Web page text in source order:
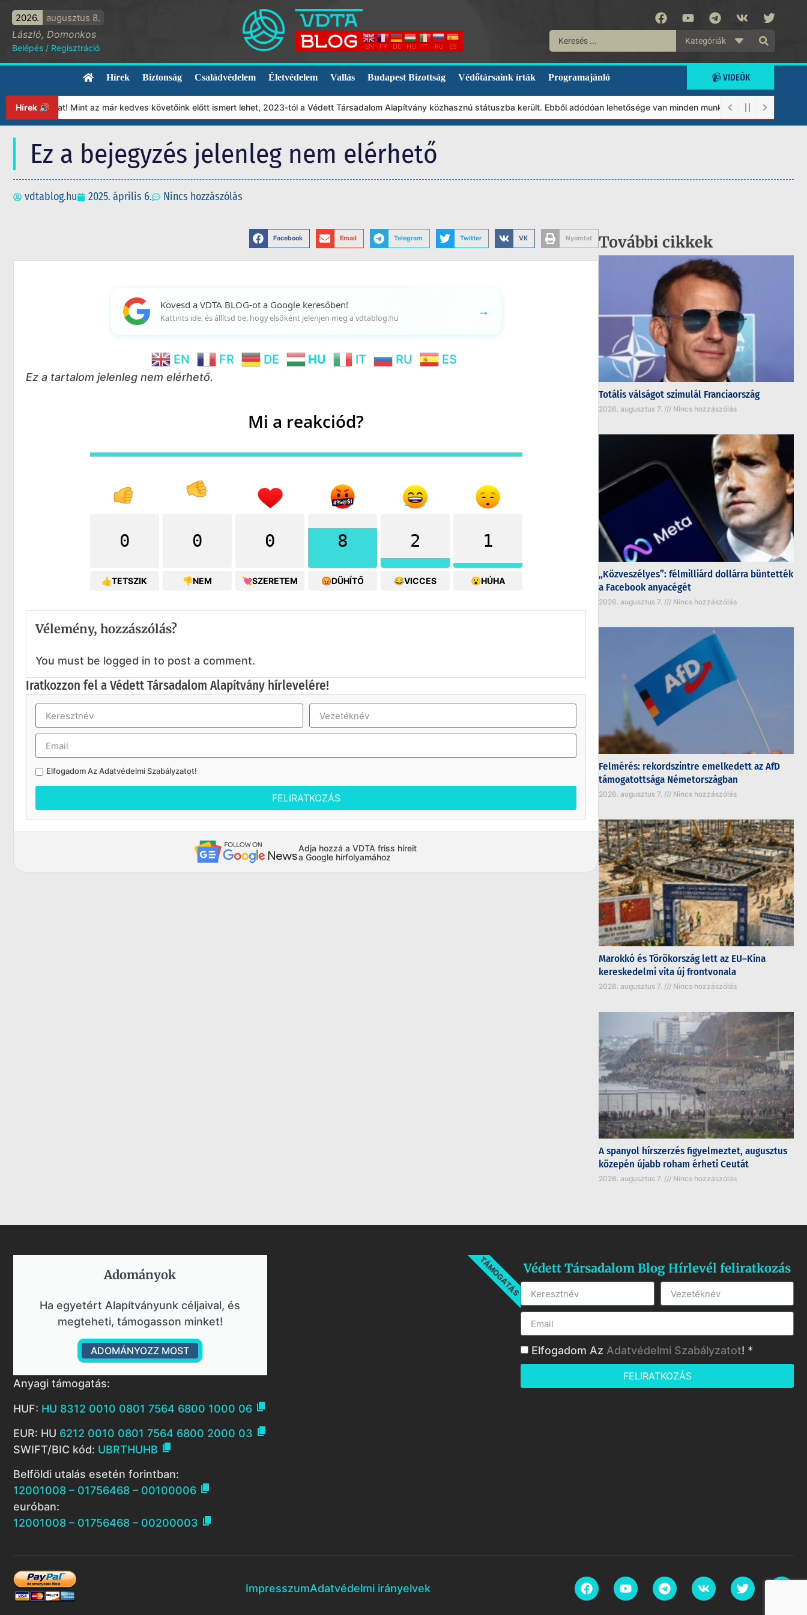
2026. augusztus 8.
László, Domonkos
Belépés / Regisztráció EN FR DE HU IT RU ES
Kategóriák
Hírek Biztonság Családvédelem Életvédelem Vallás Budapest Bizottság Védőtársaink írták Programajánló 📹 VIDEÓK
Hírek 🔊Mint az már kedves követőink előtt ismert lehet, 2023-tól a Védett Társadalom Alapítvány közhasznú státuszba került. Ebből adódóan lehetősége van minden munkánkat segíteni
Ez a bejegyzés jelenleg nem elérhető
vdtablog.hu 2025. április 6. Nincs hozzászólás
Facebook Email Telegram Twitter VK Nyomtat
Kövesd a VDTA BLOG-ot a Google keresőben!
Kattints ide, és állítsd be, hogy elsőként jelenjen meg a vdtablog.hu →
EN FR DE HU IT RU ES
Ez a tartalom jelenleg nem elérhető.
Mi a reakciód?
0
👍TETSZIK
0
👎NEM
0
💘SZERETEM
8
😡DÜHÍTŐ
2
😂VICCES
1
😮HÚHA
Vélemény, hozzászólás?
You must be logged in to post a comment.
Iratkozzon fel a Védett Társadalom Alapítvány hírlevelére!
Elfogadom AzAdatvédelmi Szabályzatot!
FELIRATKOZÁS
Adja hozzá a VDTA friss híreit
a Google hírfolyamához
További cikkek
Totális válságot szimulál Franciaország
2026. augusztus 7. Nincs hozzászólás
„Közveszélyes”: félmilliárd dollárra büntették
a Facebook anyacégét
2026. augusztus 7. Nincs hozzászólás
Felmérés: rekordszintre emelkedett az AfD
támogatottsága Németországban
2026. augusztus 7. Nincs hozzászólás
Marokkó és Törökország lett az EU–Kína
kereskedelmi vita új frontvonala
2026. augusztus 7. Nincs hozzászólás
A spanyol hírszerzés figyelmeztet, augusztus
közepén újabb roham érheti Ceutát
2026. augusztus 7. Nincs hozzászólás
Adományok​
Ha egyetért Alapítványunk céljaival, és
megteheti, támogasson minket!
ADOMÁNYOZZ MOST
TÁMOGATÁS
Anyagi támogatás:
HUF: HU 8312 0010 0801 7564 6800 1000 06 
EUR: HU 6212 0010 0801 7564 6800 2000 03 
SWIFT/BIC kód: UBRTHUHB 
Belföldi utalás esetén forintban:
12001008 – 01756468 – 00100006 
euróban:
12001008 – 01756468 – 00200003 
Védett Társadalom Blog Hírlevél feliratkozás
Elfogadom Az Adatvédelmi Szabályzatot! *
FELIRATKOZÁS
ImpresszumAdatvédelmi irányelvek